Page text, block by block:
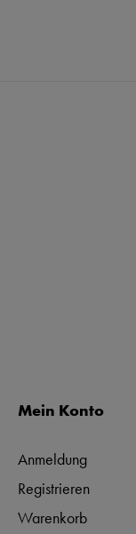
Mein Konto
Anmeldung
Registrieren
Warenkorb